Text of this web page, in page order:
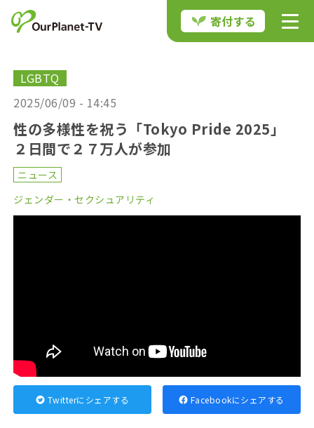
寄付する
LGBTQ
2025/06/09 - 14:45
性の多様性を祝う「Tokyo Pride 2025」
２日間で２７万人が参加
ニュース
ジェンダー・セクシュアリティ
Twitterにシェアする Facebookにシェアする